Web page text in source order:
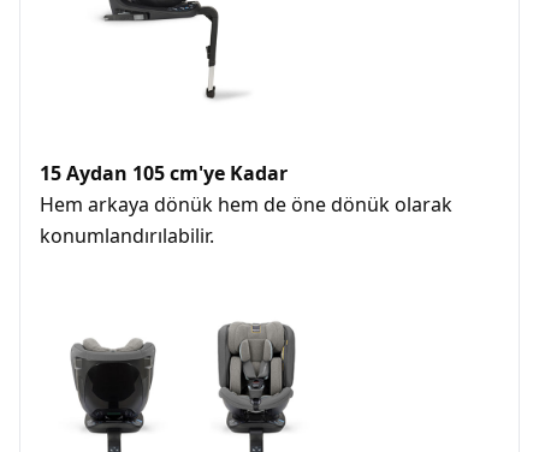
15 Aydan 105 cm'ye Kadar
Hem arkaya dönük hem de öne dönük olarak
konumlandırılabilir.